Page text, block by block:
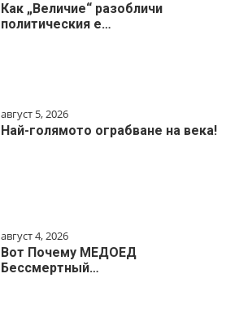
Как „Величие“ разобличи
политическия е…
август 5, 2026
Най-голямото ограбване на века!
август 4, 2026
Вот Почему МЕДОЕД
Бессмертный…